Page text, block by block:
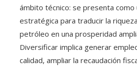
ámbito técnico: se presenta como
estratégica para traducir la
petróleo en una prosperidad
Diversificar implica generar
calidad, ampliar la recaudación